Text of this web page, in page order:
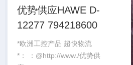
优势供应HAWE D-
12277 794218600
*欧洲工控产品 超快物流
*： ：@http://www./优势供